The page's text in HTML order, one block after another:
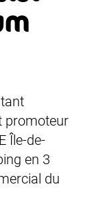
promoteur
Île-de-
en 3
du